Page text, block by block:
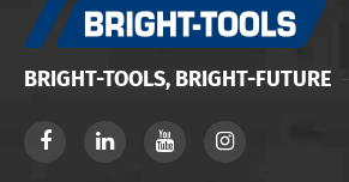
BRIGHT-TOOLS, BRIGHT-FUTURE